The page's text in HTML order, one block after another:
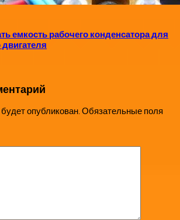
емкость рабочего конденсатора для
опубликован.Обязательные поля